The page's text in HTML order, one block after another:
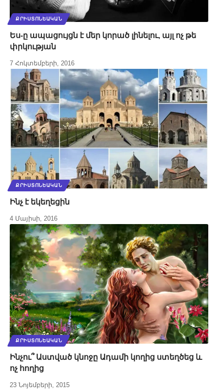
ՔՐԻՍՏՈՆԵԱԿԱՆ
Ես-ը ապացույցն է մեր կորած լինելու, այլ ոչ թե
փրկության
7 Հոկտեմբերի, 2016
ՔՐԻՍՏՈՆԵԱԿԱՆ
Ինչ է եկեղեցին
4 Մայիսի, 2016
ՔՐԻՍՏՈՆԵԱԿԱՆ
Ինչու՞ Աստված կնոջը Ադամի կողից ստեղծեց և
ոչ հողից
23 Նոյեմբերի, 2015